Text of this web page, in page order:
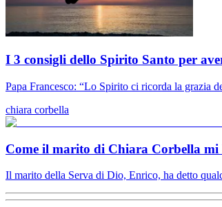
I 3 consigli dello Spirito Santo per
Papa Francesco: “Lo Spirito ci ricorda la grazia
chiara corbella
Come il marito di Chiara Corbella
Il marito della Serva di Dio, Enrico, ha detto